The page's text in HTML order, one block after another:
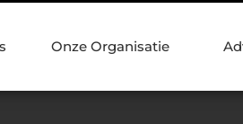
Onze Organisatie